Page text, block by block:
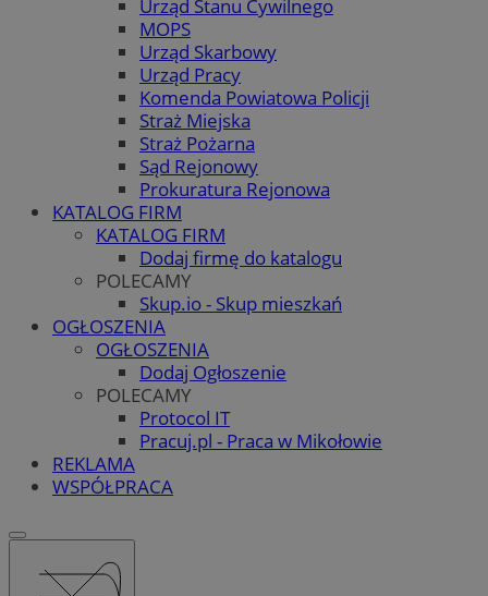
Urząd Stanu Cywilnego
MOPS
Urząd Skarbowy
Urząd Pracy
Komenda Powiatowa Policji
Straż Miejska
Straż Pożarna
Sąd Rejonowy
Prokuratura Rejonowa
KATALOG FIRM
KATALOG FIRM
Dodaj firmę do katalogu
POLECAMY
Skup.io - Skup mieszkań
OGŁOSZENIA
OGŁOSZENIA
Dodaj Ogłoszenie
POLECAMY
Protocol IT
Pracuj.pl - Praca w Mikołowie
REKLAMA
WSPÓŁPRACA